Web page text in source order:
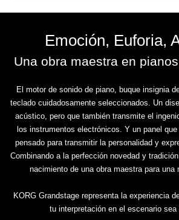
Emoción, Euforia,
Una obra maestra en
El motor de sonido de piano, buque insignia
teclado cuidadosamente seleccionados. Un
acústico, pero que también transmite el
los instrumentos electrónicos. Y un panel
pensado para transmitir la personalidad y
Combinando a la perfección novedad y
nacimiento de una obra maestra para una
KORG Grandstage representa la experiencia
tu interpretación en el escenario sea